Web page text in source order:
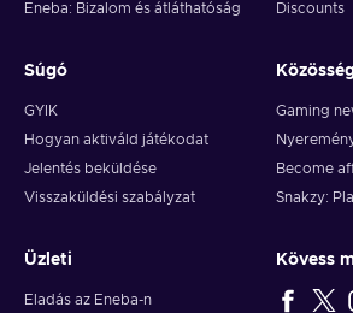
Eneba: Bizalom és átláthatóság
Discounts
Súgó
GYIK
Hogyan aktiváld játékodat
Jelentés beküldése
Visszaküldési szabályzat
Gaming
Become
Snakzy:
Üzleti
Eladás az Eneba-n
Kövess